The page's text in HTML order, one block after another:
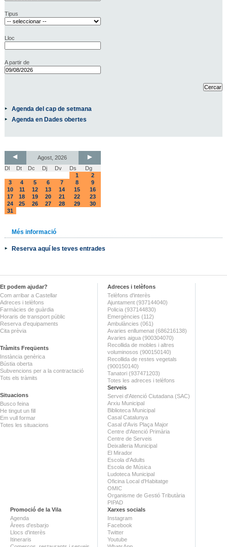
Tipus
Lloc
A partir de
Agenda del cap de setmana
Agenda en Dades obertes
Agost, 2026
Dl
Dt Dc Dj Dv Ds
Dg
1
2
3
4 5 6 7 8
9
10
11 12 13 14 15
16
17
18 19 20 21 22
23
24
25 26 27 28 29
30
31
Més informació
Reserva aquí les teves entrades
Et podem ajudar?
Com arribar a Castellar
Adreces i telèfons
Farmàcies de guàrdia
Horaris de transport públic
Reserva d'equipaments
Cita prèvia
Tràmits Freqüents
Instància genèrica
Bústia oberta
Subvencions per a la contractació
Tots els tràmits
Situacions
Busco feina
He tingut un fill
Em vull formar
Totes les situacions
Adreces i telèfons
Telèfons d'interès
Ajuntament (937144040)
Policia (937144830)
Emergències (112)
Ambulàncies (061)
Avaries enllumenat (686216138)
Avaries aigua (900304070)
Recollida de mobles i altres
voluminosos (900150140)
Recollida de restes vegetals
(900150140)
Tanatori (937471203)
Totes les adreces i telèfons
Serveis
Servei d'Atenció Ciutadana (SAC)
Arxiu Municipal
Biblioteca Municipal
Casal Catalunya
Casal d'Avis Plaça Major
Centre d'Atenció Primària
Centre de Serveis
Deixalleria Municipal
El Mirador
Escola d'Adults
Escola de Música
Ludoteca Municipal
Oficina Local d'Habitatge
OMIC
Organisme de Gestió Tributària
PIPAD
Promoció de la Vila
Agenda
Àrees d'esbarjo
Llocs d'interès
Itineraris
Xarxes socials
Instagram
Facebook
Twitter
Youtube